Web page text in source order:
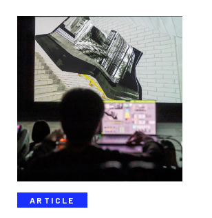
ARTICLE